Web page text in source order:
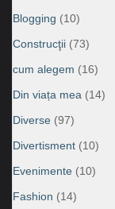
Blogging (10)
Construcţii (73)
cum alegem (16)
Din viața mea (14)
Diverse (97)
Divertisment (10)
Evenimente (10)
Fashion (14)